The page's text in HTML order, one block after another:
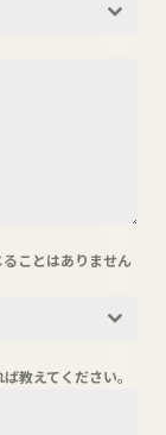
ことはありません
教えてください。